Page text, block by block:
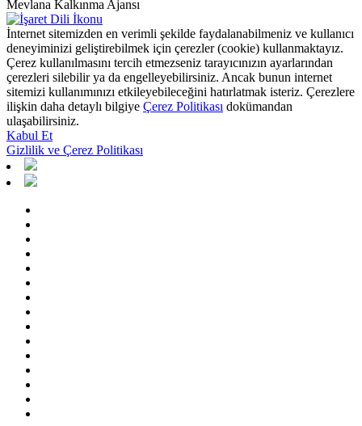
Mevlana Kalkınma Ajansı
İnternet sitemizden en verimli şekilde faydalanabilmeniz ve kullanıcı
deneyiminizi geliştirebilmek için çerezler (cookie) kullanmaktayız.
Çerez kullanılmasını tercih etmezseniz tarayıcınızın ayarlarından
çerezleri silebilir ya da engelleyebilirsiniz. Ancak bunun internet
sitemizi kullanımınızı etkileyebileceğini hatırlatmak isteriz. Çerezlere
ilişkin daha detaylı bilgiye Çerez Politikası dokümandan
ulaşabilirsiniz.
Kabul Et
Gizlilik ve Çerez Politikası